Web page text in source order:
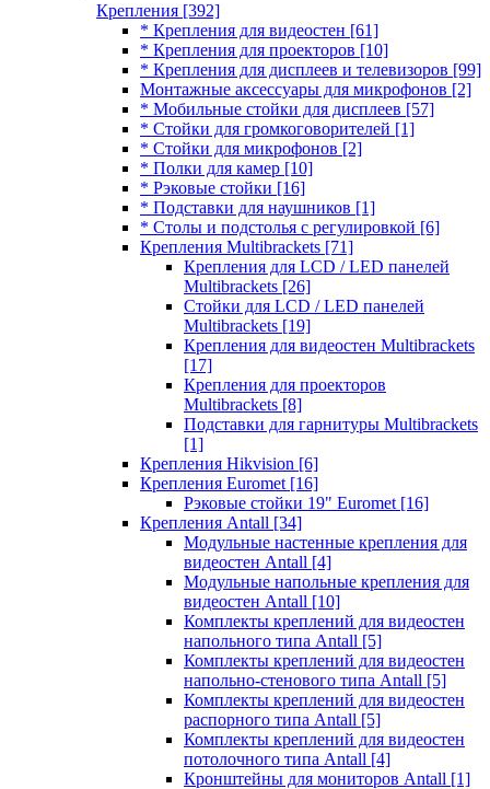
Крепления [392]
* Крепления для видеостен [61]
* Крепления для проекторов [10]
* Крепления для дисплеев и телевизоров [99]
Монтажные аксессуары для микрофонов [2]
* Мобильные стойки для дисплеев [57]
* Стойки для громкоговорителей [1]
* Стойки для микрофонов [2]
* Полки для камер [10]
* Рэковые стойки [16]
* Подставки для наушников [1]
* Столы и подстолья с регулировкой [6]
Крепления Multibrackets [71]
Крепления для LCD / LED панелей
Multibrackets [26]
Стойки для LCD / LED панелей
Multibrackets [19]
Крепления для видеостен Multibrackets
[17]
Крепления для проекторов
Multibrackets [8]
Подставки для гарнитуры Multibrackets
[1]
Крепления Hikvision [6]
Крепления Euromet [16]
Рэковые стойки 19" Euromet [16]
Крепления Antall [34]
Модульные настенные крепления для
видеостен Antall [4]
Модульные напольные крепления для
видеостен Antall [10]
Комплекты креплений для видеостен
напольного типа Antall [5]
Комплекты креплений для видеостен
напольно-стенового типа Antall [5]
Комплекты креплений для видеостен
распорного типа Antall [5]
Комплекты креплений для видеостен
потолочного типа Antall [4]
Кронштейны для мониторов Antall [1]